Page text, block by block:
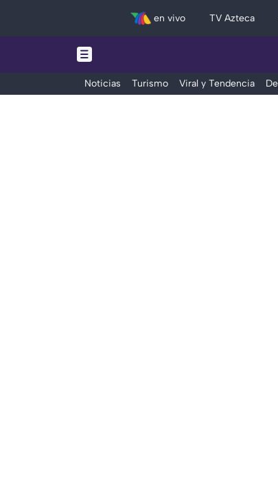
en vivo TV Azteca
Noticias Turismo Viral y Tendencia